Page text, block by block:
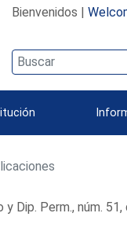
Bienvenidos |
y Dip. Perm., núm.